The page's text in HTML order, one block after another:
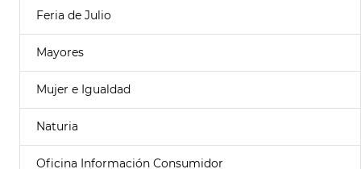
Feria de Julio
Mayores
Mujer e Igualdad
Naturia
Oficina Información Consumidor